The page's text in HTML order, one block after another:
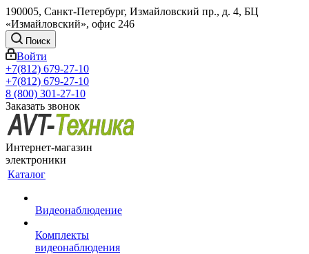
190005, Санкт-Петербург, Измайловский пр., д. 4, БЦ
«Измайловский», офис 246
Поиск
Войти
+7(812) 679-27-10
+7(812) 679-27-10
8 (800) 301-27-10
Заказать звонок
Интернет-магазин
электроники
Каталог
Видеонаблюдение
Комплекты
видеонаблюдения